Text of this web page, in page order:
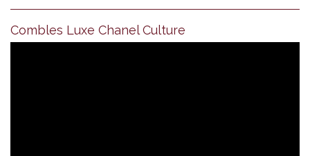
Combles Luxe Chanel Culture